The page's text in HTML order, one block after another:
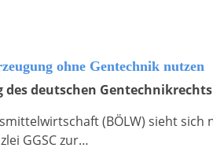
ohne Gentechnik nutzen
deutschen Gentechnikrechts
(BÖLW) sieht
GGSC zur…